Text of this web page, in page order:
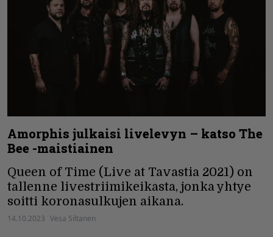
Amorphis julkaisi livelevyn – katso The
Bee -maistiainen
Queen of Time (Live at Tavastia 2021) on
tallenne livestriimikeikasta, jonka yhtye
soitti koronasulkujen aikana.
14.10.2023 Vesa Siltanen